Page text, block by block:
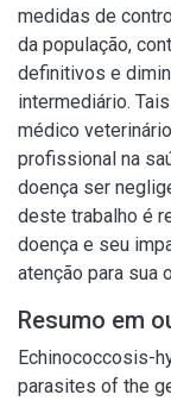
medidas de
da população,
definitivos e
intermediário.
médico
profissional na
doença ser
deste trabalho é
doença e seu
atenção para sua
Resumo em
Echinococcosis-
parasites of the